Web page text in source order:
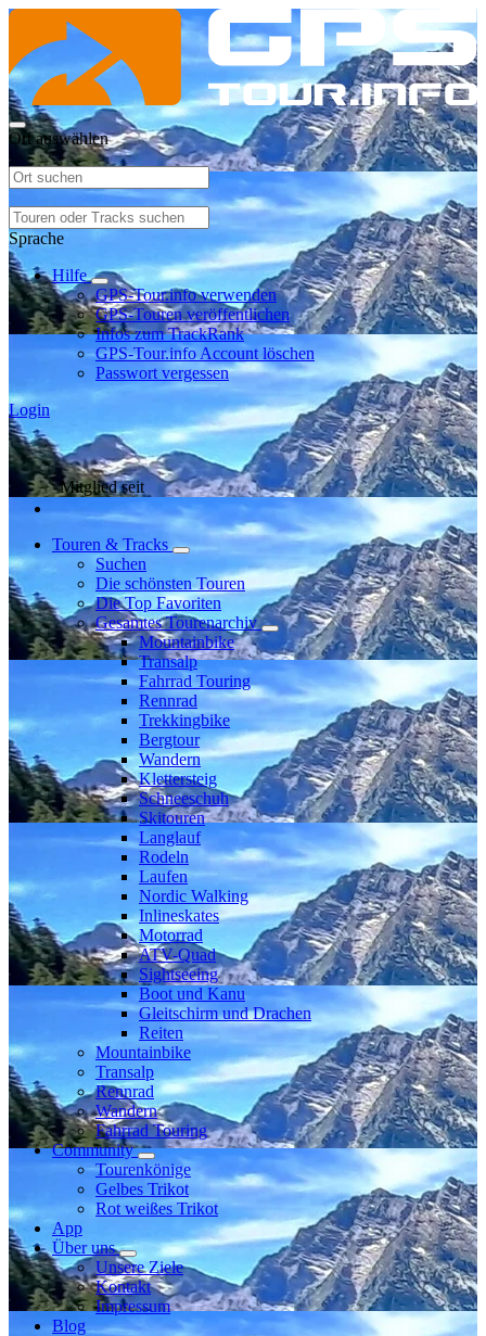
Ort auswählen
Sprache
Hilfe
GPS-Tour.info verwenden
GPS-Touren veröffentlichen
Infos zum TrackRank
GPS-Tour.info Account löschen
Passwort vergessen
Login
Mitglied seit
Touren & Tracks
Suchen
Die schönsten Touren
Die Top Favoriten
Gesamtes Tourenarchiv
Mountainbike
Transalp
Fahrrad Touring
Rennrad
Trekkingbike
Bergtour
Wandern
Klettersteig
Schneeschuh
Skitouren
Langlauf
Rodeln
Laufen
Nordic Walking
Inlineskates
Motorrad
ATV-Quad
Sightseeing
Boot und Kanu
Gleitschirm und Drachen
Reiten
Mountainbike
Transalp
Rennrad
Wandern
Fahrrad Touring
Community
Tourenkönige
Gelbes Trikot
Rot weißes Trikot
App
Über uns
Unsere Ziele
Kontakt
Impressum
Blog